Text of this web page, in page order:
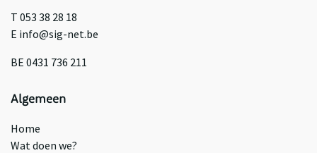
T 053 38 28 18
E info@sig-net.be
BE 0431 736 211
Algemeen
Home
Wat doen we?